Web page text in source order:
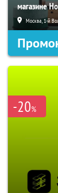
магазине
Москва, 1-й
-20%